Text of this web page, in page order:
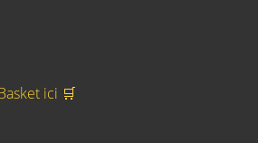
ici 🛒